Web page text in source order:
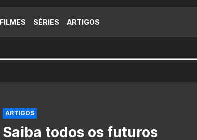
FILMES SÉRIES ARTIGOS
ARTIGOS
Saiba todos os futuros